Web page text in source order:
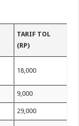
TARIF TOL
(RP)
18,000
9,000
29,000